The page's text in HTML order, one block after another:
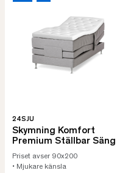
24SJU
Skymning Komfort
Premium Ställbar Säng
Priset avser 90x200
• Mjukare känsla